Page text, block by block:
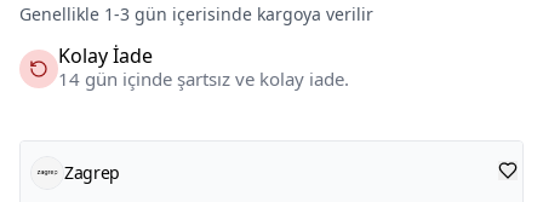
Genellikle 1-3 gün içerisinde kargoya verilir
Kolay İade
14 gün içinde şartsız ve kolay iade.
Zagrep